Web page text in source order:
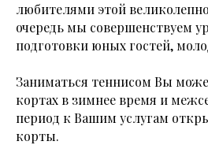
любителями этой
очередь мы совершенствуем
подготовки юных гостей,
Заниматься теннисом Вы
кортах в зимнее время и
период к Вашим услугам
корты.